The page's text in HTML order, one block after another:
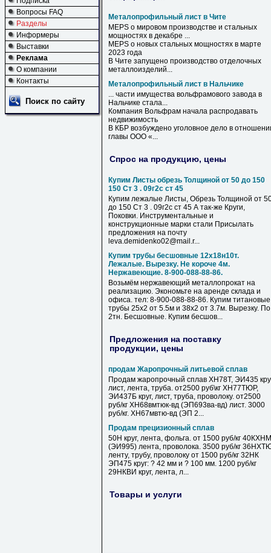
Вопросы FAQ
Разделы
Информеры
Выставки
Реклама
О компании
Контакты
Поиск по сайту
Металопрофильный лист в Чите
MEPS о мировом производстве и стальных
мощностях в декабре ...
MEPS о новых стальных мощностях в марте
2023 года
В Чите запущено производство отделочных
металлоизделий...
Металопрофильный лист в Нальчике
... части имущества вольфрамового завода в
Нальчике стала...
Компания Вольфрам начала распродавать
недвижимость
В КБР возбуждено уголовное дело в
главы ООО «...
Спрос на продукцию, цены
Купим Листы обрезь Толщиной от 50 до 150
150 Ст 3 . 09г2с ст 45
Купим лежалые Листы, Обрезь Толщиной от
до 150 Ст 3 . 09г2с ст 45 А так-же Круги,
Поковки. Инструментальные и
конструкционные марки стали Присылать
предложения на почту
leva.demidenko02@mail.r...
Купим трубы бесшовные 12х18н10т.
Лежалые. Вырезку. Не короче 4м.
Нержавеющие. 8-900-088-88-86.
Возьмём нержавеющий металлопрокат на
реализацию. Экономьте на аренде склада и
офиса. тел: 8-900-088-88-86. Купим титановые
трубы 25х2 от 5.5м и 38х2 от 3.7м. Вырезку. По
2тн. Бесшовные. Купим бесшов...
Предложения на поставку
продукции, цены
продам Жаропрочный литьевой сплав
Продам жаропрочный сплав ХН78Т, ЭИ435
лист, лента, труба. от2500 руб\кг ХН77ТЮР,
ЭИ437Б круг, лист, труба, проволоку. от2500
руб/кг ХН68вмтюк-вд (ЭП693ва-вд) лист. 3000
руб/кг. ХН67мвтю-вд (ЭП 2...
Продам прецизионный сплав
50Н круг, лента, фольга. от 1500 руб/кг 40КХНМ
(ЭИ995) лента, проволока. 3500 руб/кг
ленту, трубу, проволоку от 1500 руб/кг 32НК
ЭП475 круг: ? 42 мм и ? 100 мм. 1200 руб/кг
29НКВИ круг, лента, л...
Товары и услуги